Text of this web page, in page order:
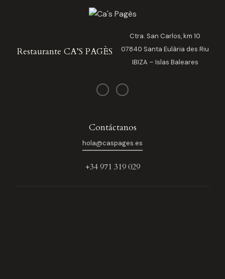
Restaurante CA’S PAGÈS
Ctra. San Carlos, km 10
07840 Santa Eulària des Riu
IBIZA – Islas Baleares
Contáctanos
hola@caspages.es
+34 971 319 029